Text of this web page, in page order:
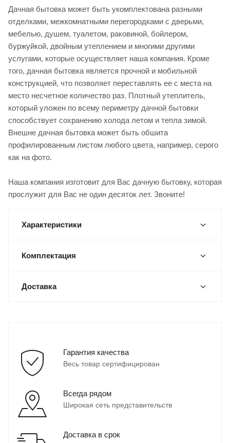
Дачная бытовка может быть укомплектована разными
отделками, межкомнатными перегородками с дверьми,
мебелью, душем, туалетом, раковиной, бойлером,
буржуйкой, двойным утеплением и многими другими
услугами, которые осуществляет наша компания. Кроме
того, дачная бытовка является прочной и мобильной
конструкцией, что позволяет переставлять ее с места на
место несчетное количество раз. Плотный утеплитель,
который уложен по всему периметру дачной бытовки
способствует сохранению холода летом и тепла зимой.
Внешне дачная бытовка может быть обшита
профилированным листом любого цвета, например, серого
как на фото.
Наша компания изготовит для Вас дачную бытовку, которая
прослужит для Вас не один десяток лет. Звоните!
Характеристики
Комплектация
Доставка
Гарантия качества
Весь товар сертифицирован
Всегда рядом
Широкая сеть представительств
Доставка в срок